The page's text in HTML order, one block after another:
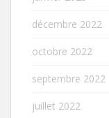
décembre 2022
octobre 2022
septembre 2022
juillet 2022